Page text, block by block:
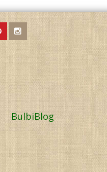
BulbiBlog